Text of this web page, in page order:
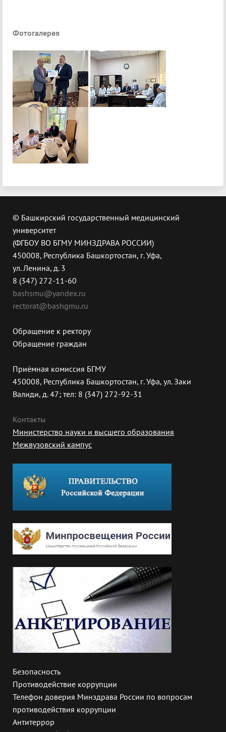
Фотогалерея
© Башкирский государственный медицинский
университет
(ФГБОУ ВО БГМУ МИНЗДРАВА РОССИИ)
450008, Республика Башкортостан, г. Уфа,
ул. Ленина, д. 3
8 (347) 272-11-60
bashsmu@yandex.ru
rectorat@bashgmu.ru
Обращение к ректору
Обращение граждан
Приёмная комиссия БГМУ
450008, Республика Башкортостан, г. Уфа, ул. Заки
Валиди, д. 47; тел: 8 (347) 272-92-31
Контакты
Министерство науки и высшего образования
Межвузовский кампус
Безопасность
Противодействие коррупции
Телефон доверия Минздрава России по вопросам
противодействия коррупции
Антитеррор